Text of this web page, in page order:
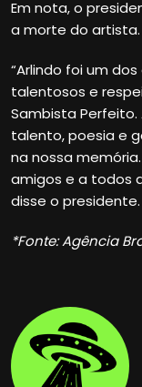
Em nota, o
a morte do artista.
“Arlindo foi um
talentosos e
Sambista Perfeito.
talento, poesia e
na nossa
amigos e a todos
disse o presidente.
*Fonte: Agência